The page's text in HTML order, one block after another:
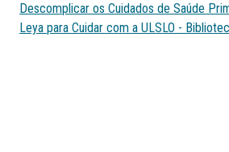
Descomplicar os Cuidados de Saúde
Leya para Cuidar com a ULSLO -